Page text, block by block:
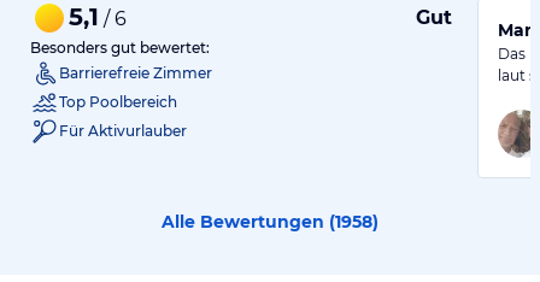
5,1 / 6 Gut
Besonders gut bewertet:
Barrierefreie Zimmer
Top Poolbereich
Für Aktivurlauber
Das
laut
Alle Bewertungen (1958)